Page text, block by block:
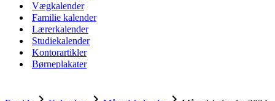
Vægkalender
Familie kalender
Lærerkalender
Studiekalender
Kontorartikler
Børneplakater